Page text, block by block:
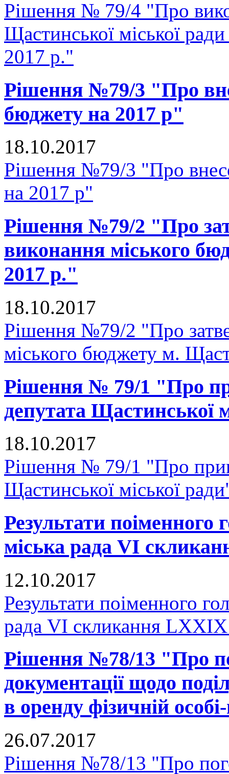
Рішення № 79/4 "Про
Щастинської міської
2017 р."
Рішення №79/3 "Про
бюджету на 2017 р"
18.10.2017
Рішення №79/3 "Про
на 2017 р"
Рішення №79/2 "Про
виконання міського
2017 р."
18.10.2017
Рішення №79/2 "Про
міського бюджету м.
Рішення № 79/1 "Про
депутата Щастинської
18.10.2017
Рішення № 79/1 "Про
Щастинської міської
Результати
міська рада VI
12.10.2017
Результати поіменного
рада VI скликання LXXIX
Рішення №78/13 "Про
документації щодо
в оренду фізичній
26.07.2017
Рішення №78/13 "Про